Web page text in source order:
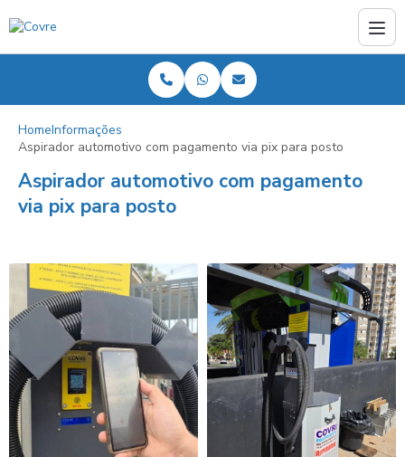
HomeInformações
Aspirador automotivo com pagamento via pix para posto
Aspirador automotivo com pagamento
via pix para posto